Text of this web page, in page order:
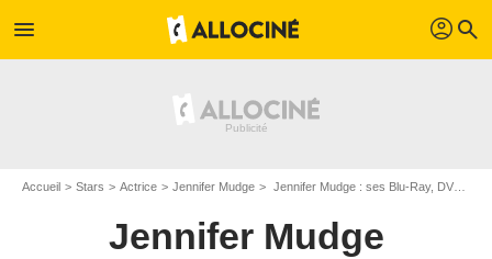
menu profil search
Accueil Stars Actrice Jennifer Mudge Jennifer Mudge : ses Blu-Ray, DVD, VOD, SVOD
Jennifer Mudge